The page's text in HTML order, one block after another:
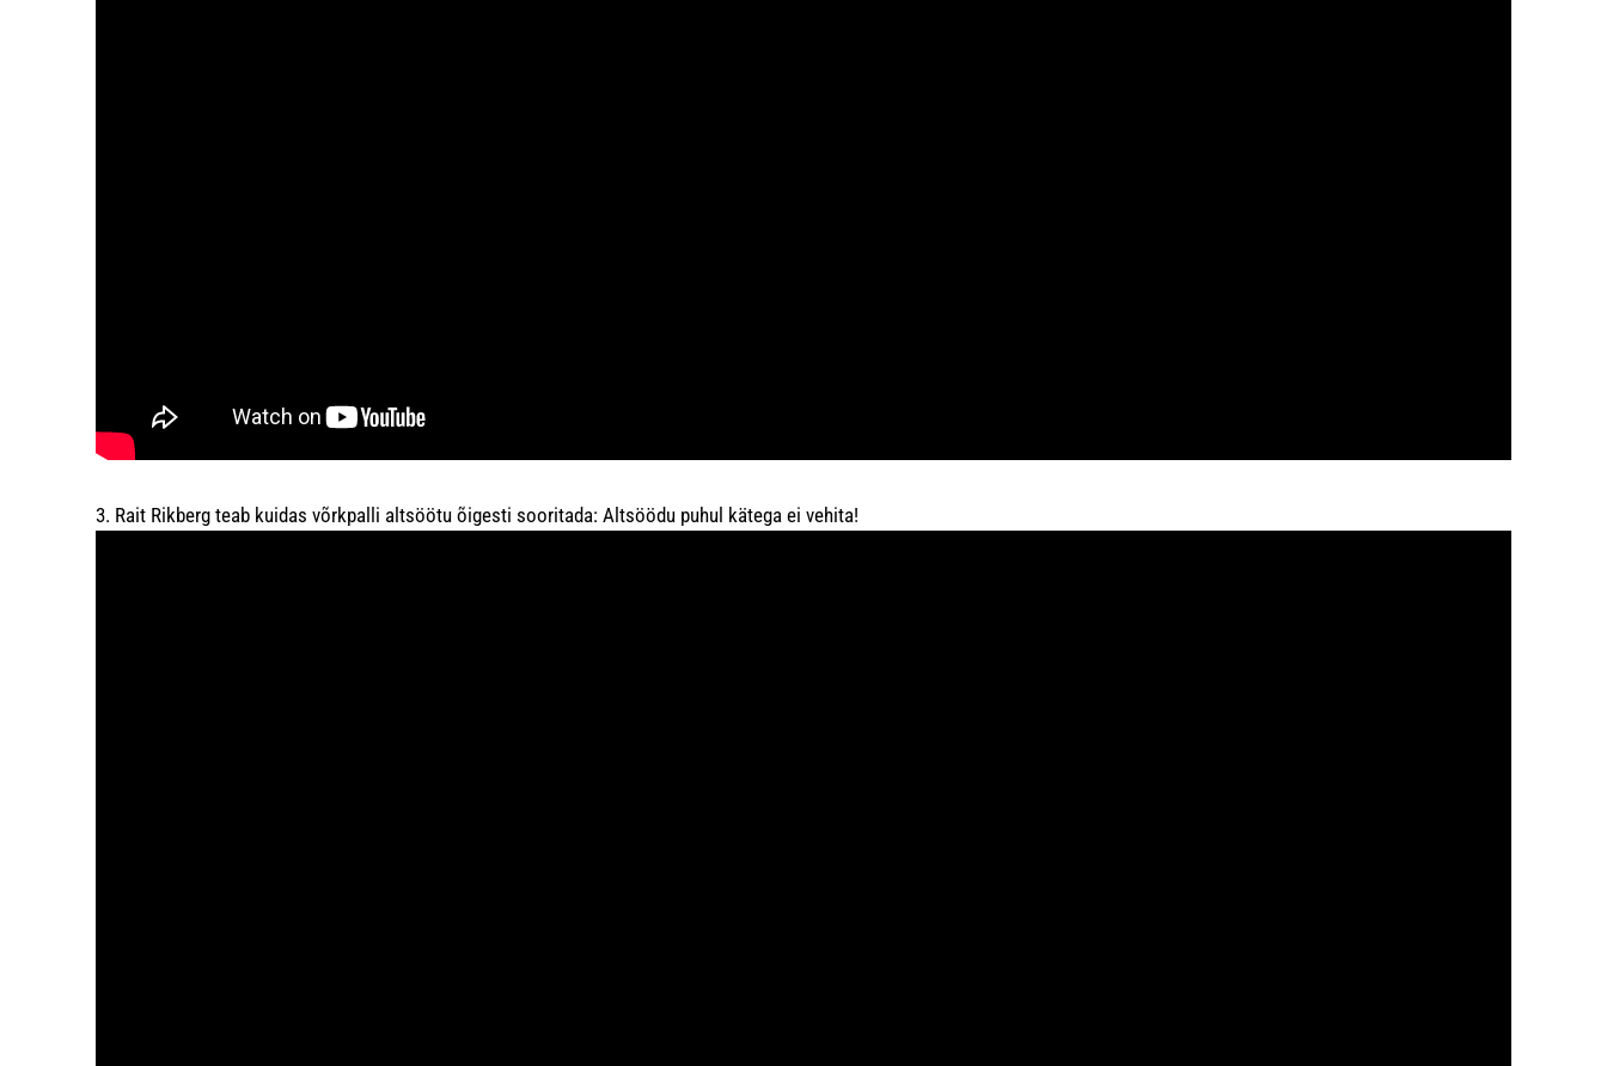
3. Rait Rikberg teab kuidas võrkpalli altsöötu õigesti sooritada: Altsöödu puhul kätega ei vehita!